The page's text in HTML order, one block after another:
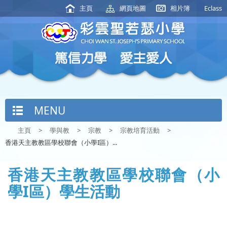
主頁 網頁地圖 相片簿 Eclass
MENU
主頁 > 學與教 > 宗教 > 宗教培育活動
>
香港天主教教區學校聯會（小學I區）...
香港天主教教區學校聯會（小
學I區）學生活動